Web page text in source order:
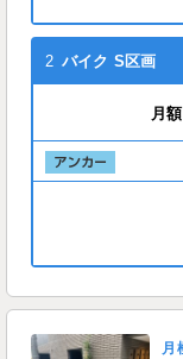
2 バイク S区画
月額
月